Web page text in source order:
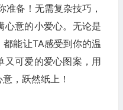
准备！无需复杂技巧，
心意的小爱心。无论是
能让TA感受到你的温
又可爱的爱心图案，用
，跃然纸上！